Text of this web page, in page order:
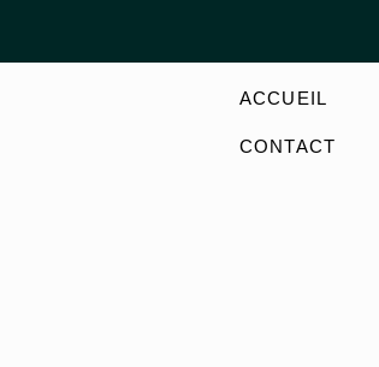
ACCUEIL
CONTACT